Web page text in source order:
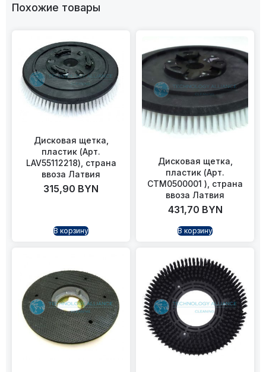
Похожие товары
Дисковая щетка,
пластик (Арт.
LAV55112218), страна
ввоза Латвия
315,90 BYN
В корзину
Дисковая щетка,
пластик (Арт.
CTM0500001 ), страна
ввоза Латвия
431,70 BYN
В корзину